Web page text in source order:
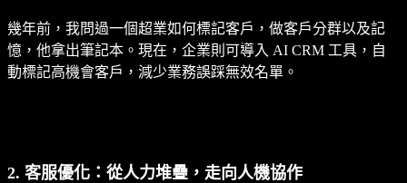
幾年前，我問過一個超業如何標記客戶，做客戶分群以及記
憶，他拿出筆記本。現在，企業則可導入 AI CRM 工具，自
動標記高機會客戶，減少業務誤踩無效名單。
2. 客服優化：從人力堆疊，走向人機協作